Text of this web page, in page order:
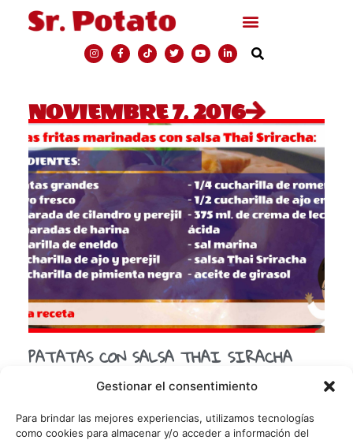
Gestionar el consentimiento
Para brindar las mejores experiencias, utilizamos tecnologías
como cookies para almacenar y/o acceder a información del
NOVIEMBRE 7, 2016
PATATAS CON SALSA THAI SIRACHA
Que tiemblen las patatas bravas y las bañadas en alioli
triunfar en todas las comidas, cenas